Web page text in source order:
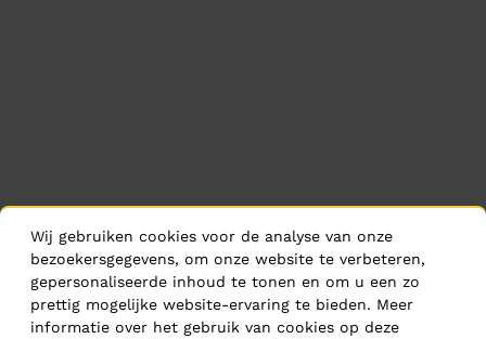
Wij gebruiken cookies voor de analyse van onze
bezoekersgegevens, om onze website te verbeteren,
gepersonaliseerde inhoud te tonen en om u een zo
prettig mogelijke website-ervaring te bieden. Meer
informatie over het gebruik van cookies op deze